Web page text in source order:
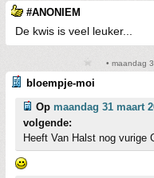
#ANONIEM
De kwis is veel leuker...
• maandag
bloempje-moi
Op maandag 31 maart
volgende:
Heeft Van Halst nog vurige